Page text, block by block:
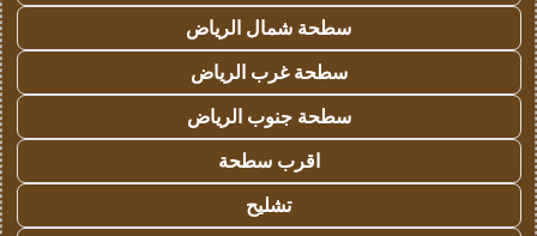
سطحة شمال الرياض
سطحة غرب الرياض
سطحة جنوب الرياض
اقرب سطحة
تشليح